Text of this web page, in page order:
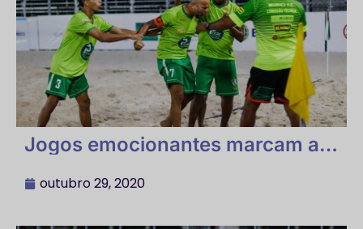
Jogos emocionantes marcam a
Campeonato Brasileiro
outubro 29, 2020